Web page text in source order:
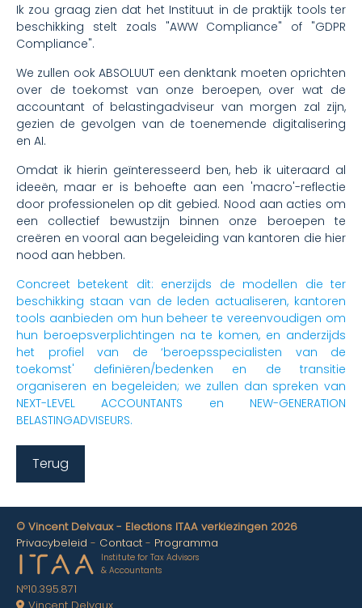
Ik zou graag zien dat het Instituut in de praktijk tools ter
beschikking stelt zoals "AWW Compliance" of "GDPR
Compliance".
We zullen ook ABSOLUUT een denktank moeten oprichten
over de toekomst van onze beroepen, over wat de
accountant of belastingadviseur van morgen zal zijn,
gezien de gevolgen van de toenemende digitalisering
en AI.
Omdat ik hierin geïnteresseerd ben, heb ik uiteraard al
ideeën, maar er is behoefte aan een 'macro'-reflectie
door professionelen op dit gebied. Nood aan acties om
een collectief bewustzijn binnen onze beroepen te
creëren en vooral aan begeleiding van kantoren die hier
nood aan hebben.
Concreet betekent dit: enerzijds de modellen die ter
beschikking staan van de leden actualiseren, kantoren
tools aanbieden om hun beheer te vereenvoudigen om
hun beroepsverplichtingen na te komen, en anderzijds
het profiel van de ‘beroepsspecialisten van de
toekomst' definiëren/bedenken en de transitie
organiseren en begeleiden; we zullen dan spreken van
NEXT-LEVEL ACCOUNTANTS en NEW-GENERATION
BELASTINGADVISEURS.
Terug
© Vincent Delvaux - Elections ITAA verkiezingen 2026
Privacybeleid
Contact Programma
Institute for Tax Advisors
& Accountants
N°10.395.871